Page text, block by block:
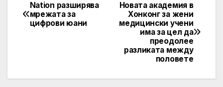
Post
navigation
Новата академия в
Хонконг за жени
медицински учени
има за цел да
преодолее
разликата между
половете
Nation разширява
мрежата за
цифрови юани